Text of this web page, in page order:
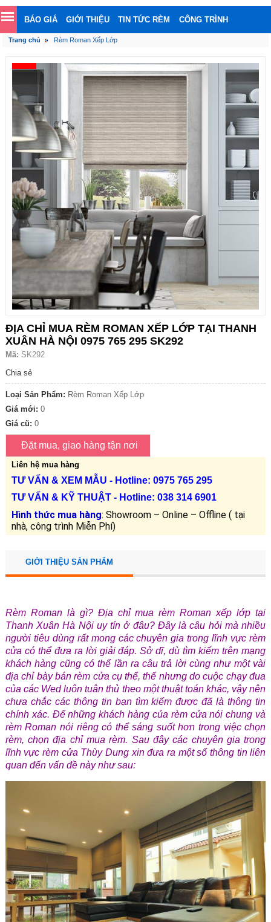
BÁO GIÁ GIỚI THIỆU TIN TỨC RÈM CÔNG TRÌNH
Trang chủ Rèm Roman Xếp Lớp
ĐỊA CHỈ MUA RÈM ROMAN XẾP LỚP TẠI THANH
XUÂN HÀ NỘI 0975 765 295 SK292
Mã: SK292
Chia sẻ
Loại Sản Phẩm: Rèm Roman Xếp Lớp
Giá mới: 0
Giá cũ: 0
Liên hệ mua hàng
TƯ VẤN & XEM MẪU - Hotline: 0975 765 295
TƯ VẤN & KỸ THUẬT- Hotline: 038 314 6901
Hình thức mua hàng: Showroom – Online – Offline ( tại
nhà, công trình Miễn Phí)
GIỚI THIỆU SẢN PHẨM
Rèm Roman là gì? Địa chỉ mua rèm Roman xếp lớp tại
Thanh Xuân Hà Nội uy tín ở đâu? Đây là câu hỏi mà nhiều
người tiêu dùng rất mong các chuyên gia trong lĩnh vực rèm
cửa có thể đưa ra lời giải đáp. Sở dĩ, dù tìm kiếm trên mạng
khách hàng cũng có thể lần ra câu trả lời cùng như một vài
địa chỉ bày bán rèm cửa cụ thể, thế nhưng do cuộc chạy đua
của các Wed luôn tuân thủ theo một thuật toán khác, vậy nên
chưa chắc các thông tin bạn tìm kiếm được đã là thông tin
chính xác. Để những khách hàng của rèm cửa nói chung và
rèm Roman nói riêng có thể sáng suốt hơn trong việc chọn
rèm, chọn địa chỉ mua rèm. Sau đây các chuyên gia trong
lĩnh vực rèm cửa Thùy Dung xin đưa ra một số thông tin liên
quan đến vấn đề này như sau: